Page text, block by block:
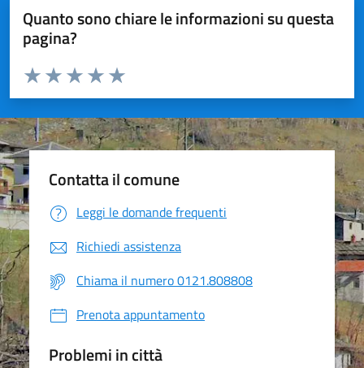
Quanto sono chiare le informazioni su questa
pagina?
Valuta da 1 a 5 stelle la pagina
Valuta 5 stelle su 5
Valuta 4 stelle su 5
Valuta 3 stelle su 5
Valuta 2 stelle su 5
Valuta 1 stelle su 5
Contatta il comune
Leggi le domande frequenti
Richiedi assistenza
Chiama il numero 0121.808808
Prenota appuntamento
Problemi in città